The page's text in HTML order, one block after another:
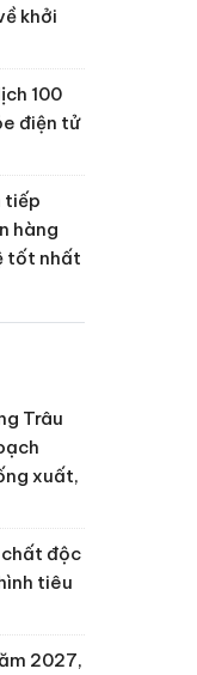
khởi
100
điện tử
tiếp
hàng
tốt nhất
Trâu
xuất,
chất độc
tiêu
2027,